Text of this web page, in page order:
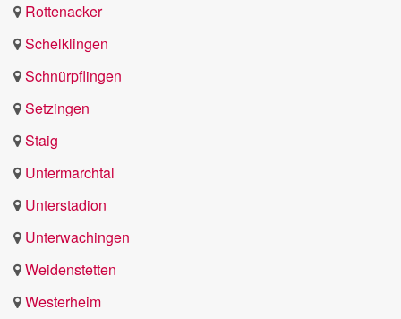
Rottenacker
Schelklingen
Schnürpflingen
Setzingen
Staig
Untermarchtal
Unterstadion
Unterwachingen
Weidenstetten
Westerheim